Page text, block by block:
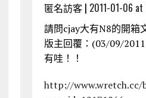
匿名訪客 | 2011-01-06 at
請問cjay大有N8的開箱
版主回覆：(03/09/
有哇！！
http://www.wretch.cc/